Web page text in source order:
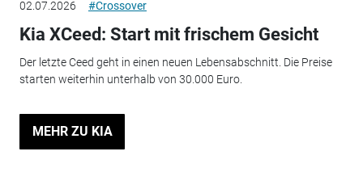
02.07.2026 #Crossover
Kia XCeed: Start mit frischem Gesicht
Der letzte Ceed geht in einen neuen Lebensabschnitt. Die Preise
starten weiterhin unterhalb von 30.000 Euro.
MEHR ZU KIA